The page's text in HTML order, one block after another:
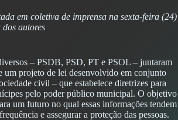
em coletiva de imprensa na sexta-feira (24)
dos autores
– PSDB, PSD, PT e PSOL – juntaram
um projeto de lei desenvolvido em conjunto
civil – que estabelece diretrizes para
pelo poder público municipal. O objetivo
um futuro no qual essas informações tendem
e assegurar a proteção das pessoas.